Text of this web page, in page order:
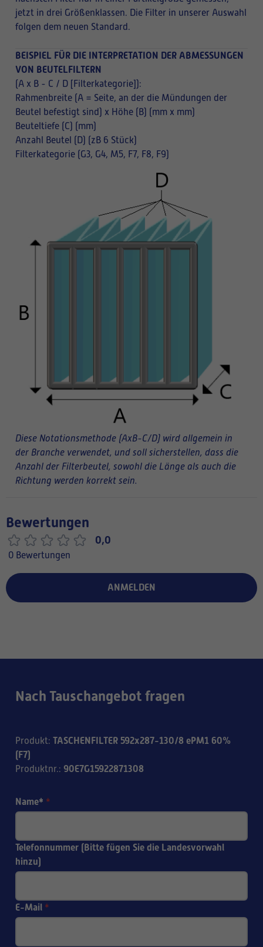
jetzt in drei Größenklassen. Die Filter in unserer Auswahl
folgen dem neuen Standard.
BEISPIEL FÜR DIE INTERPRETATION DER ABMESSUNGEN
VON BEUTELFILTERN
(A x B - C / D [Filterkategorie]):
Rahmenbreite (A = Seite, an der die Mündungen der
Beutel befestigt sind) x Höhe (B) (mm x mm)
Beuteltiefe (C) (mm)
Anzahl Beutel (D) (zB 6 Stück)
Filterkategorie (G3, G4, M5, F7, F8, F9)
Diese Notationsmethode (AxB-C/D) wird allgemein in
der Branche verwendet, und soll sicherstellen, dass die
Anzahl der Filterbeutel, sowohl die Länge als auch die
Richtung werden korrekt sein.
Bewertungen
0,0
0 Bewertungen
ANMELDEN
Nach Tauschangebot fragen
Produkt: TASCHENFILTER 592x287-130/8 ePM1 60%
(F7)
Produktnr.: 90E7G15922871308
Name* *
Telefonnummer (Bitte fügen Sie die Landesvorwahl
hinzu)
E-Mail *